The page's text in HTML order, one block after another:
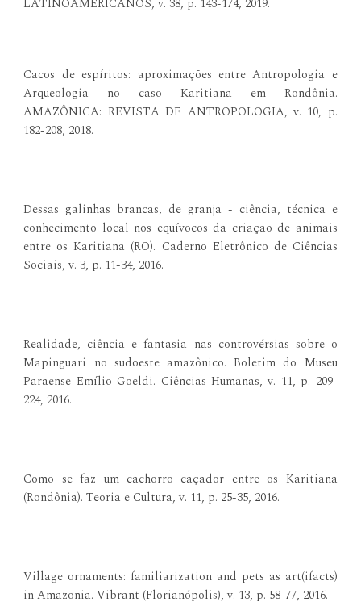
Cacos de espíritos: aproximações entre Antropologia e
Arqueologia no caso Karitiana em Rondônia.
AMAZÔNICA: REVISTA DE ANTROPOLOGIA, v. 10, p.
182-208, 2018.
Dessas galinhas brancas, de granja - ciência, técnica e
conhecimento local nos equívocos da criação de animais
entre os Karitiana (RO). Caderno Eletrônico de Ciências
Sociais, v. 3, p. 11-34, 2016.
Realidade, ciência e fantasia nas controvérsias sobre o
Mapinguari no sudoeste amazônico. Boletim do Museu
Paraense Emílio Goeldi. Ciências Humanas, v. 11, p. 209-
224, 2016.
Como se faz um cachorro caçador entre os Karitiana
(Rondônia). Teoria e Cultura, v. 11, p. 25-35, 2016.
Village ornaments: familiarization and pets as art(ifacts)
in Amazonia. Vibrant (Florianópolis), v. 13, p. 58-77, 2016.